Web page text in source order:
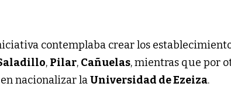
contemplaba crear los
, Pilar, Cañuelas, mientras que por
nacionalizar laUniversidad de Ezeiza.